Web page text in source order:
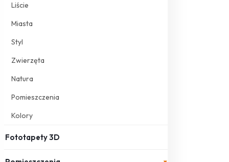
Liście
Miasta
Styl
Zwierzęta
Natura
Pomieszczenia
Kolory
Fototapety 3D